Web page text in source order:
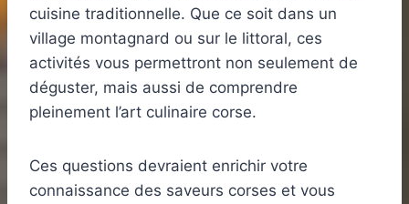
cuisine traditionnelle. Que ce soit dans un
village montagnard ou sur le littoral, ces
activités vous permettront non seulement de
déguster, mais aussi de comprendre
pleinement l’art culinaire corse.
Ces questions devraient enrichir votre
connaissance des saveurs corses et vous